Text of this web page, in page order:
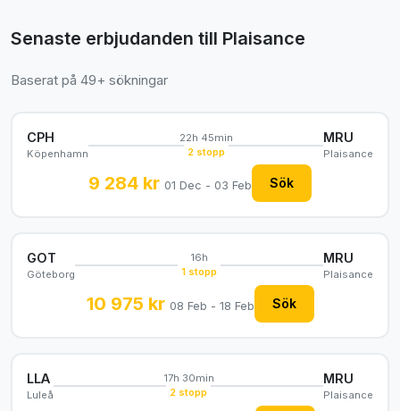
Senaste erbjudanden till Plaisance
Baserat på 49+ sökningar
CPH
Köpenhamn
22h 45min
2 stopp
MRU
Plaisance
9 284 kr 01 Dec - 03 Feb Sök
GOT
Göteborg
16h
1 stopp
MRU
Plaisance
10 975 kr 08 Feb - 18 Feb Sök
LLA
Luleå
17h 30min
2 stopp
MRU
Plaisance